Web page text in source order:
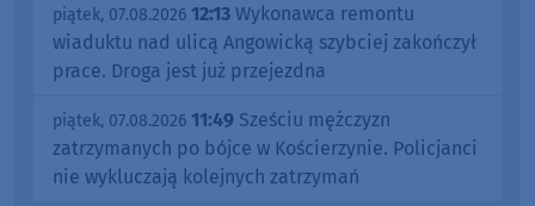
piątek, 07.08.2026 12:13 Wykonawca remontu
wiaduktu nad ulicą Angowicką szybciej zakończył
prace. Droga jest już przejezdna
piątek, 07.08.2026 11:49 Sześciu mężczyzn
zatrzymanych po bójce w Kościerzynie. Policjanci
nie wykluczają kolejnych zatrzymań